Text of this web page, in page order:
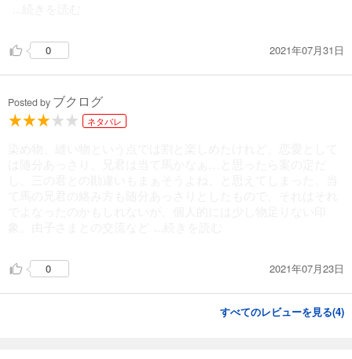
0 2021年07月31日
Posted by ブクログ
ネタバレ
0 2021年07月23日
すべてのレビューを見る(4)